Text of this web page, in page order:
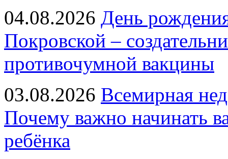
04.08.2026 День
Покровской –
противочумной вакцины
03.08.2026 Всемирная
Почему важно начинать
ребёнка